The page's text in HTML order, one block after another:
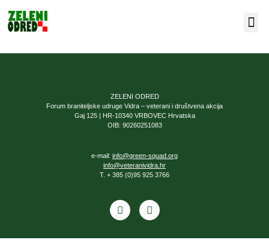
ZELENI ODRED
Forum braniteljske udruge Vidra – veterani i društvena akcija
Gaj 125 | HR-10340 VRBOVEC Hrvatska
OIB: 90260251083
e-mail: info@green-squad.org
info@veteranividra.hr
T. + 385 (0)95 925 3766